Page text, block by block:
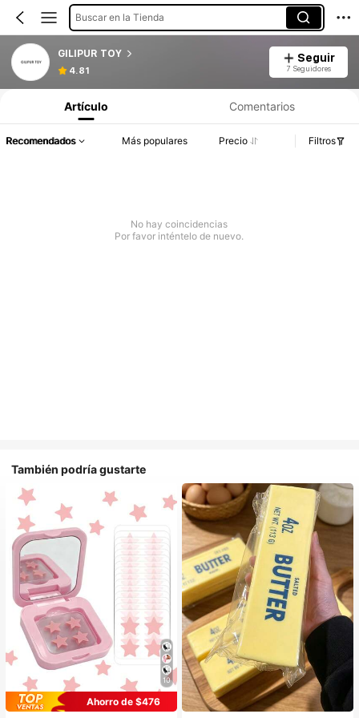
Buscar en la Tienda
GILIPUR TOY
4.81
Seguir
7 Seguidores
Artículo Comentarios
Recomendados Más populares Precio Filtros
No hay coincidencias
Por favor inténtelo de nuevo.
También podría gustarte
10
Ahorro de $476